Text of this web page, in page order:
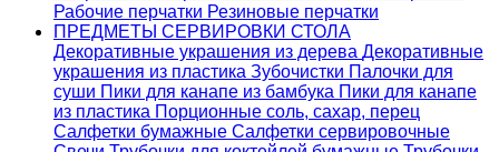
Рабочие перчатки Резиновые перчатки
ПРЕДМЕТЫ СЕРВИРОВКИ СТОЛА
Декоративные украшения из дерева Декоративные
украшения из пластика Зубочистки Палочки для
суши Пики для канапе из бамбука Пики для канапе
из пластика Порционные соль, сахар, перец
Салфетки бумажные Салфетки сервировочные